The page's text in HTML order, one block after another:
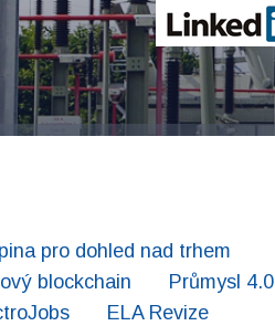
Facebook
LinkedIn
pro dohled nad trhem
blockchain
Průmysl 4.0
ELA Revize